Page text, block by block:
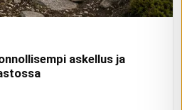
askellus ja